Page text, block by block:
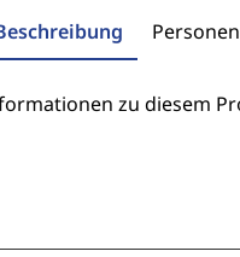
Personen
zu diesem